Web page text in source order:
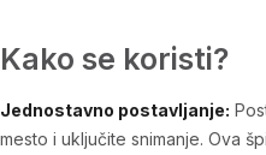
Kako se koristi?
Jednostavno postavljanje:
mesto i uključite snimanje. Ova